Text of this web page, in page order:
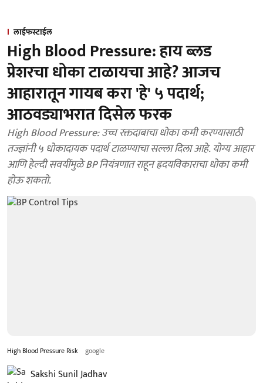
लाईफस्टाईल
High Blood Pressure: हाय ब्लड
प्रेशरचा धोका टाळायचा आहे? आजच
आहारातून गायब करा 'हे' ५ पदार्थ;
आठवड्याभरात दिसेल फरक
High Blood Pressure: उच्च रक्तदाबाचा धोका कमी करण्यासाठी
तज्ज्ञांनी ५ धोकादायक पदार्थ टाळण्याचा सल्ला दिला आहे. योग्य आहार
आणि हेल्दी सवयींमुळे BP नियंत्रणात राहून ह्रदयविकाराचा धोका कमी
होऊ शकतो.
High Blood Pressure Risk google
Sakshi Sunil Jadhav